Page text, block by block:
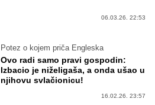
06.03.26. 22:53
Potez o kojem priča Engleska
Ovo radi samo pravi gospodin:
Izbacio je niželigaša, a onda ušao u
njihovu svlačionicu!
16.02.26. 23:57